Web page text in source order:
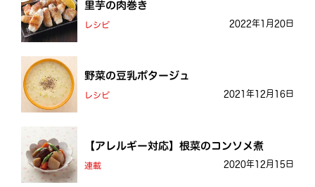
里芋の肉巻き
レシピ 2022年1月20日
野菜の豆乳ポタージュ
レシピ 2021年12月16日
【アレルギー対応】根菜のコンソメ煮
連載 2020年12月15日